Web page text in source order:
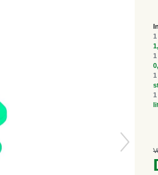
1
1
1
1